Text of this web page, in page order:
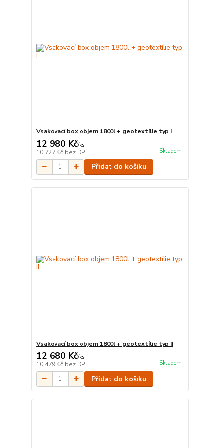
Vsakovací box objem 1800l + geotextílie typ I
12 980 Kč/ks
10 727 Kč bez DPH Skladem
Přidat do košíku
Vsakovací box objem 1800l + geotextílie typ II
12 680 Kč/ks
10 479 Kč bez DPH Skladem
Přidat do košíku